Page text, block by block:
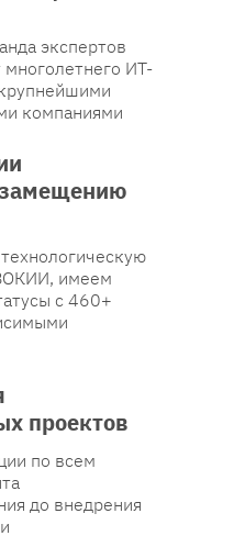
по всем
до внедрения
экспертов
многолетнего ИТ-
компаниями
имеем
с 460+
проектов